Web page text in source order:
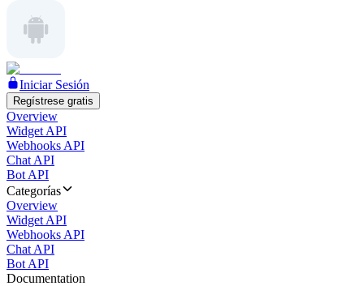
Iniciar Sesión
Regístrese gratis
Overview
Widget API
Webhooks API
Chat API
Bot API
Categorías
Overview
Widget API
Webhooks API
Chat API
Bot API
Documentation